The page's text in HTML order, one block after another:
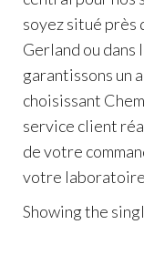
soyez situé près
Gerland ou dans
garantissons un
choisissant
service client
de votre
votre
Showing the